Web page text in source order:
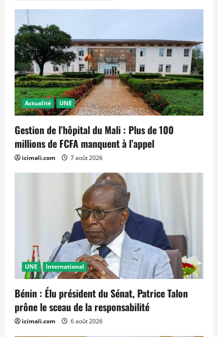
Actualité UNE
Gestion de l’hôpital du Mali : Plus de 100
millions de FCFA manquent à l’appel
icimali.com 7 août 2026
UNE International
Bénin : Élu président du Sénat, Patrice Talon
prône le sceau de la responsabilité
icimali.com 6 août 2026